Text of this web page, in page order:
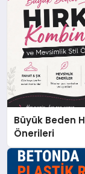
Büyük Beden
Önerileri